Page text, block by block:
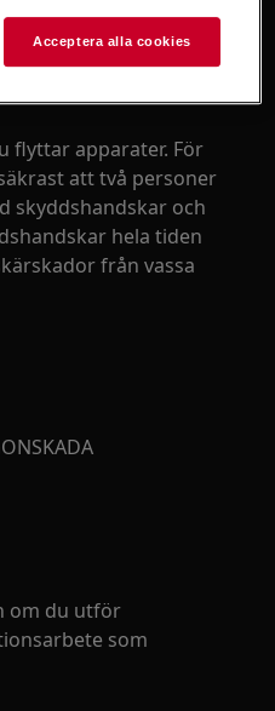
flyttar apparater. För
att två personer
skyddshandskar och
hela tiden
från vassa
om du utför
som
Acceptera alla cookies